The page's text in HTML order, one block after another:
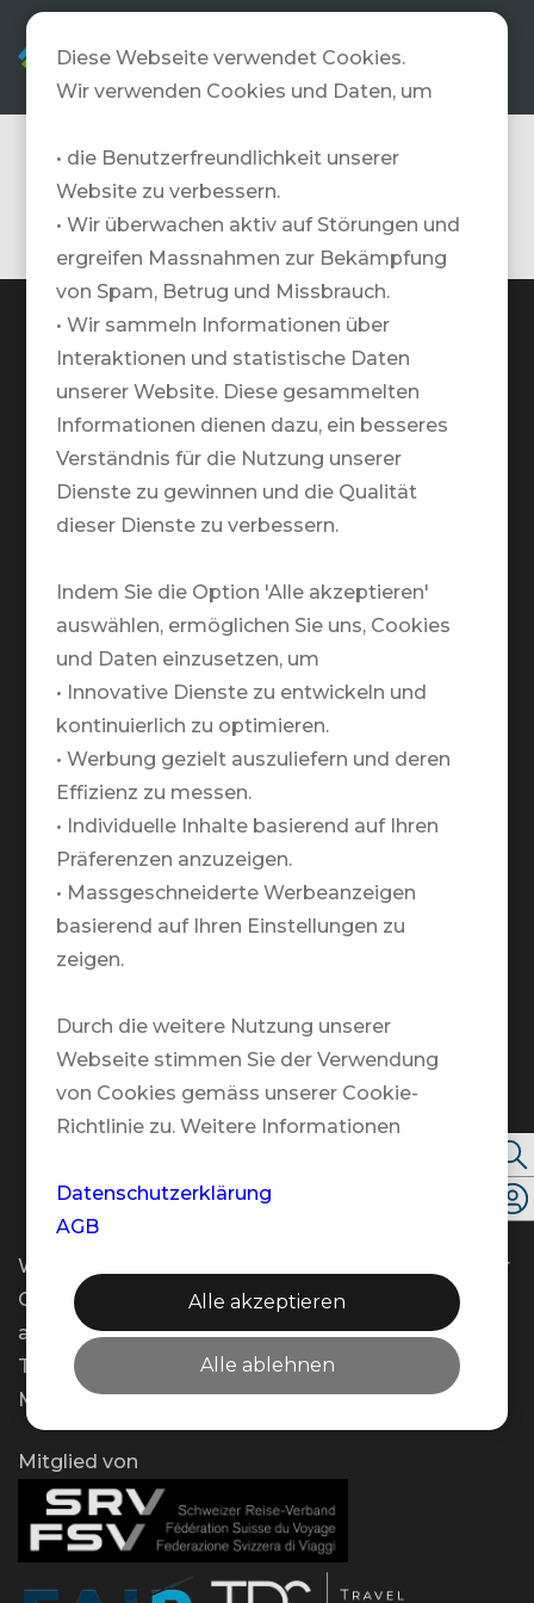
DE
Australien
TRAVELZONE AG
Google Maps Standort
+41 41 552 55 00
Montag bis Freitag:
09.00 - 12.00 / 13.00 - 18.00
Warum TRAVELZONE?
Team
Markenbotschafter
Medien
Rund um Deine Reise
Nachhaltigkeit
Kontakt
Folgen Sie uns
Wir bieten Ihnen flexible Beratungstermine an – vor
Ort, telefonisch oder per Video – und das gerne
auch ausserhalb unserer regulären Öffnungszeiten.
Teilen Sie uns Ihren Wunschtermin einfach per E-
Mail mit!
Mitglied von
Diese Webseite verwendet Cookies.
Wir verwenden Cookies und Daten, um
• die Benutzerfreundlichkeit unserer
Website zu verbessern.
• Wir überwachen aktiv auf Störungen und
ergreifen Massnahmen zur Bekämpfung
von Spam, Betrug und Missbrauch.
• Wir sammeln Informationen über
Interaktionen und statistische Daten
unserer Website. Diese gesammelten
Informationen dienen dazu, ein besseres
Verständnis für die Nutzung unserer
Dienste zu gewinnen und die Qualität
dieser Dienste zu verbessern.
Indem Sie die Option 'Alle akzeptieren'
auswählen, ermöglichen Sie uns, Cookies
und Daten einzusetzen, um
• Innovative Dienste zu entwickeln und
kontinuierlich zu optimieren.
• Werbung gezielt auszuliefern und deren
Effizienz zu messen.
• Individuelle Inhalte basierend auf Ihren
Präferenzen anzuzeigen.
• Massgeschneiderte Werbeanzeigen
basierend auf Ihren Einstellungen zu
zeigen.
Durch die weitere Nutzung unserer
Webseite stimmen Sie der Verwendung
von Cookies gemäss unserer Cookie-
Richtlinie zu. Weitere Informationen
Datenschutzerklärung
AGB
Alle akzeptieren
Alle ablehnen